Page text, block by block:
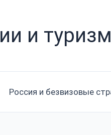
и
Россия и безвизовые